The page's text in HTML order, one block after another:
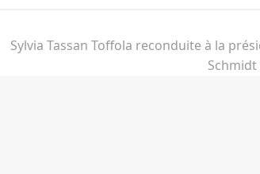
Sylvia Tassan Toffola reconduite à la
Schmidt